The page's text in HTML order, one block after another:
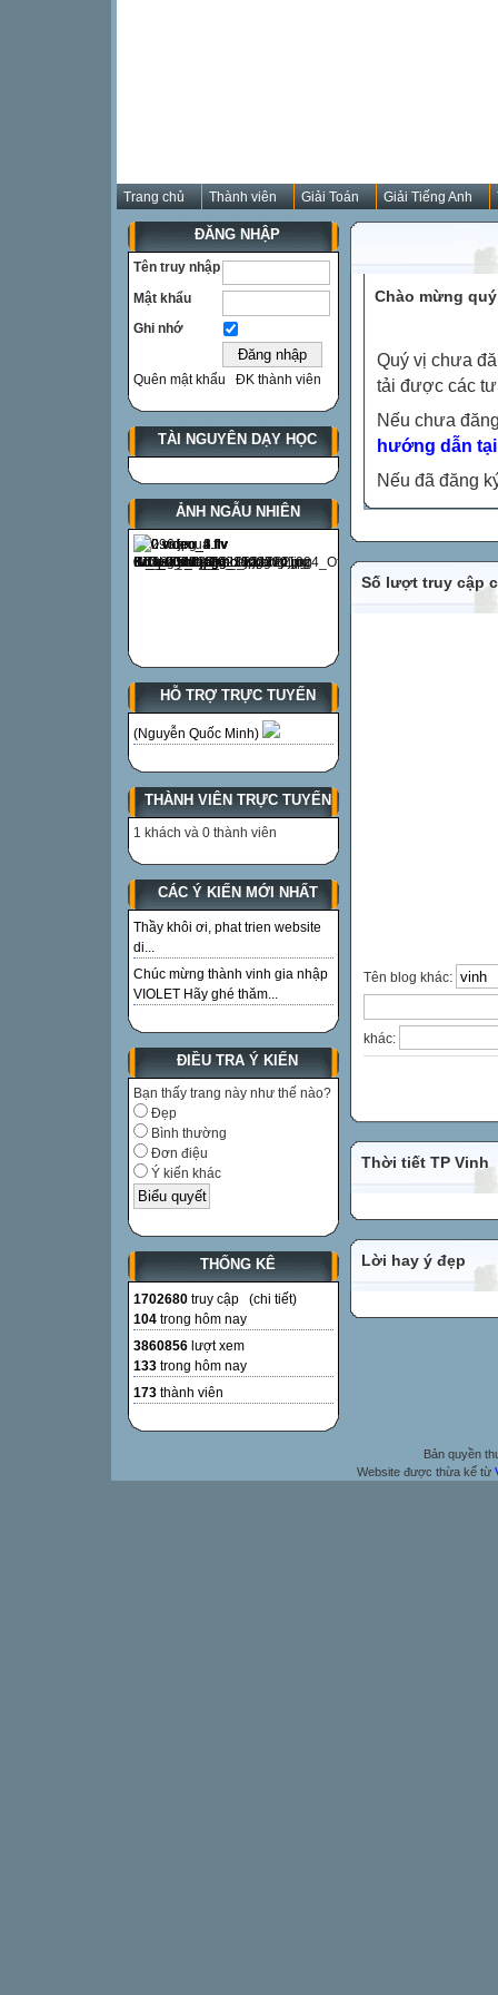
Trang chủ Thành viên Giải Toán Giải Tiếng Anh
ĐĂNG NHẬP
Tên truy nhập
Mật khẩu
Ghi nhớ
Quên mật khẩu ĐK thành viên
TÀI NGUYÊN DẠY HỌC
ẢNH NGẪU NHIÊN
HỖ TRỢ TRỰC TUYẾN
(Nguyễn Quốc Minh)
THÀNH VIÊN TRỰC TUYẾN
1 khách và 0 thành viên
CÁC Ý KIẾN MỚI NHẤT
Thầy khôi ơi, phat trien website
di...
Chúc mừng thành vinh gia nhập
VIOLET Hãy ghé thăm...
ĐIỀU TRA Ý KIẾN
Bạn thấy trang này như thế nào?
Đẹp
Bình thường
Đơn điệu
Ý kiến khác
THỐNG KÊ
1702680 truy cập (chi tiết)
104 trong hôm nay
3860856 lượt xem
133 trong hôm nay
173 thành viên
Chào mừng
Quý vị chưa
tải được các
Nếu chưa
hướng dẫn
Nếu đã đăng
Số lượt truy cập
Tên blog khác:
khác:
Thời tiết TP Vinh
Lời hay ý đẹp
Bản quyền
Website được thừa kế từ